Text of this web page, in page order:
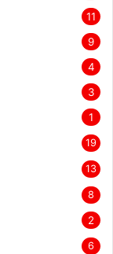
11
9
4
3
1
19
13
8
2
6